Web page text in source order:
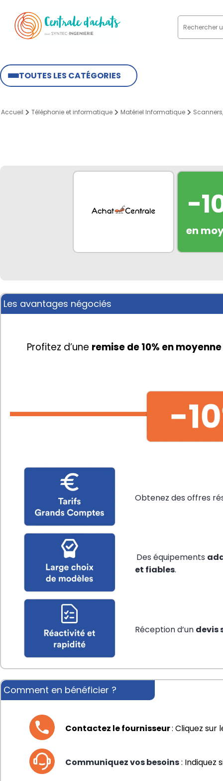
TOUTES LES CATÉGORIES
Accueil Téléphonie et informatique Matériel Informatique
-
en
Les avantages négociés
Profitez d’une remise de 10% en moyenne
Obtenez des offres
Des équipements
et fiables.
Réception d’un devis
Comment en bénéficier ?
Contactez le fournisseur : Cliquez sur
Communiquez vos besoins : Indiquez